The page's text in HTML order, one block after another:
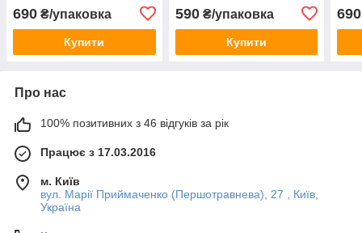
690 ₴/упаковка
Купити
590₴/упаковка
Купити
690
Про нас
100% позитивних з 46 відгуків за рік
Працює з 17.03.2016
м. Київ
вул. Марії Приймаченко (Першотравнева), 27 , Київ,
Україна